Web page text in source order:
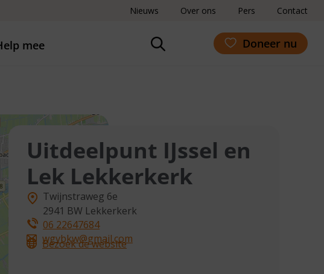
Nieuws Over ons Pers Contact
mee Doneer nu
Uitdeelpunt IJssel en
Lek Lekkerkerk
Twijnstraweg 6e
2941 BW Lekkerkerk
06 22647684
wgvbkw@gmail.com
Bezoek de website